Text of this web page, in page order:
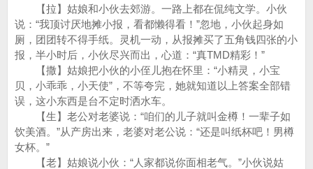
【拉】姑娘和小伙去郊游。一路上都在侃纯文学。小伙
说：“我顶讨厌地摊小报，看都懒得看！”忽地，小伙起身如
厕，团团转不得手纸。灵机一动，从报摊买了五角钱四张的小
报，半小时后，小伙尽兴而出，心道：“真TMD精彩！”
【撒】姑娘把小伙的小侄儿抱在怀里：“小精灵，小宝
贝，小乖乖，小天使”，不等夸完，她就知道以上答案全部错
误，这小东西是台不定时洒水车。
【生】老公对老婆说：“咱们的儿子就叫金樽！一辈子如
饮美酒。”从产房出来，老婆对老公说：“还是叫纸杯吧！男樽
女杯。”
【老】姑娘说小伙：“人家都说你面相老气。”小伙说姑